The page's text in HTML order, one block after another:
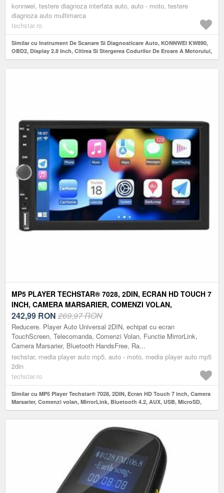
konnwei, testere diagnoza interfata auto, auto - moto, testere
diagnoza auto multimarca
techstar.ro
Similar cu Instrument De Scanare Si Diagnosticare Auto, KONNWEI KW890,
OBD2, Display 2.8 Inch, Citirea Si Stergerea Codurilor De Eroare A Motorului,
scaner de diagnosticare, tester baterie, resetare lampa de service ulei,
MP5 PLAYER TECHSTAR® 7028, 2DIN, ECRAN HD TOUCH 7
INCH, CAMERA MARSARIER, COMENZI VOLAN,
MIRRORLINK, BLUETOOTH 4.2, AUX, USB, MICROSD,
NEGRU
242,99 RON 269,97 RON
Reducere. Player Auto Universal 2DIN, echipat cu ecran
TouchScreen, Telecomanda, Comenzi Volan, Functie MirrorLink,
Camera Marsarier, Bluetooth HandsFree, Ra...
techstar, media player auto mp5, auto - moto, media player auto mp5
2din
techstar.ro
Similar cu MP5 Player Techstar® 7028, 2DIN, Ecran HD Touch 7 inch, Camera
Marsarier, Comenzi volan, MirrorLink, Bluetooth 4.2, AUX, USB, MicroSD,
Negru